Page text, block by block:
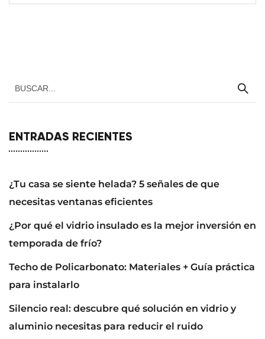
ENTRADAS RECIENTES
¿Tu casa se siente helada? 5 señales de que
necesitas ventanas eficientes
¿Por qué el vidrio insulado es la mejor inversión en
temporada de frío?
Techo de Policarbonato: Materiales + Guía práctica
para instalarlo
Silencio real: descubre qué solución en vidrio y
aluminio necesitas para reducir el ruido